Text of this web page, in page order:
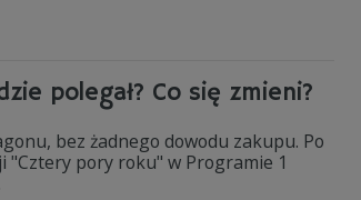
polegał? Co się zmieni?
bez żadnego dowodu zakupu. Po
"Cztery pory roku" w Programie 1